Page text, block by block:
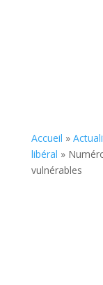
Accueil »
libéral »
vulnérables